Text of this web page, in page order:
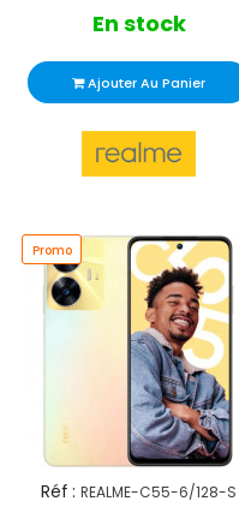
En stock
Ajouter Au Panier
Promo
Réf : REALME-C55-6/128-S